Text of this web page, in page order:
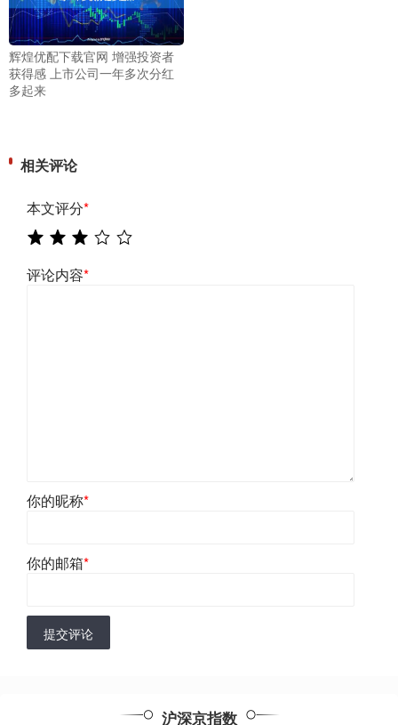
辉煌优配下载官网 增强投资者
获得感 上市公司一年多次分红
多起来
相关评论
本文评分*
评论内容*
你的昵称*
你的邮箱*
提交评论
沪深京指数